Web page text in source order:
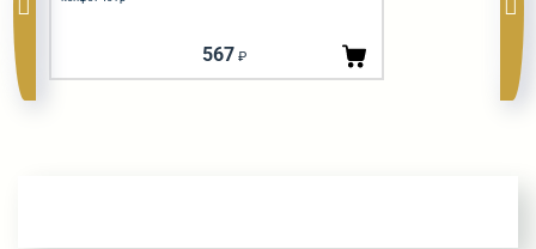
567 ₽